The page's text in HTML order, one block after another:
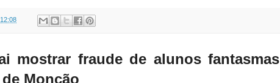
12:08
mostrar fraude de alunos fantasmas
Monção